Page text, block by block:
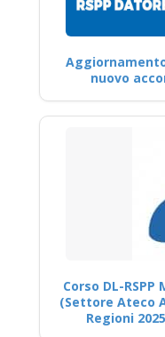
nuovo
Corso DL-
(Settore Ateco
Regioni